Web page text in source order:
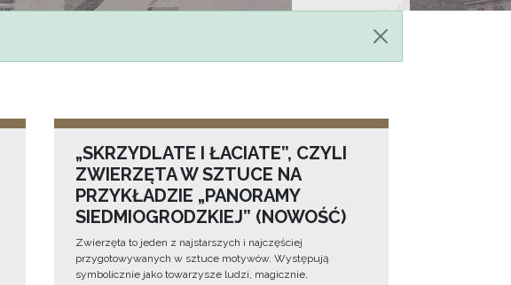
„SKRZYDLATE I ŁACIATE”, CZYLI
ZWIERZĘTA W SZTUCE NA
PRZYKŁADZIE „PANORAMY
SIEDMIOGRODZKIEJ” (NOWOŚĆ)
Zwierzęta to jeden z najstarszych i najczęściej
przygotowywanych w sztuce motywów. Występują
symbolicznie jako towarzysze ludzi, magicznie,